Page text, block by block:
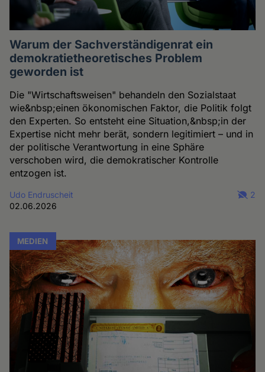
Warum der Sachverständigenrat ein
demokratietheoretisches Problem
geworden ist
Die "Wirtschaftsweisen" behandeln den Sozialstaat
wie&nbsp;einen ökonomischen Faktor, die Politik folgt
den Experten. So entsteht eine Situation,&nbsp;in der
Expertise nicht mehr berät, sondern legitimiert – und in
der politische Verantwortung in eine Sphäre
verschoben wird, die demokratischer Kontrolle
entzogen ist.
Udo Endruscheit
02.06.2026
2
MEDIEN